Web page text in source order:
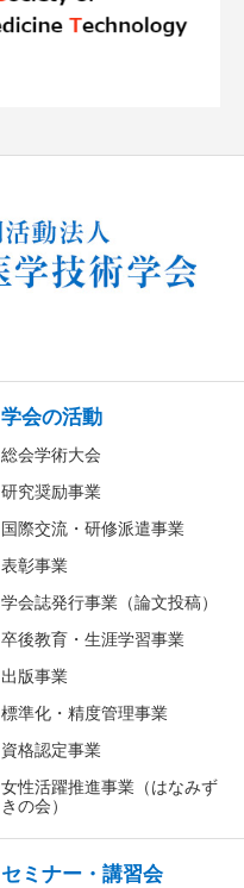
学会の活動
総会学術大会
研究奨励事業
国際交流・研修派遣事業
表彰事業
学会誌発行事業（論文投稿）
卒後教育・生涯学習事業
出版事業
標準化・精度管理事業
資格認定事業
女性活躍推進事業 （はなみず
きの会）
セミナー・講習会